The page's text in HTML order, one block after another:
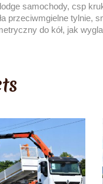
samochody, csp
przeciwmgielne tylnie,
do kół, jak